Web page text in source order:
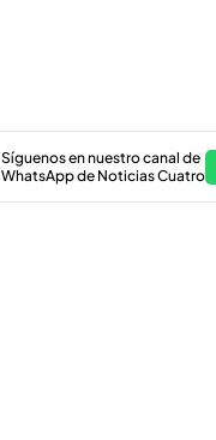
Síguenos en nuestro canal de
WhatsApp de Noticias Cuatro